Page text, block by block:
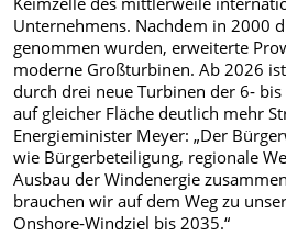
Unternehmens. Nachdem in 2000
genommen wurden, erweiterte
moderne Großturbinen. Ab 2026
durch drei neue Turbinen der 6‑ bis
auf gleicher Fläche deutlich mehr
Energieminister Meyer: „Der
wie Bürgerbeteiligung, regionale
Ausbau der Windenergie
brauchen wir auf dem Weg zu
Onshore‑Windziel bis 2035.“